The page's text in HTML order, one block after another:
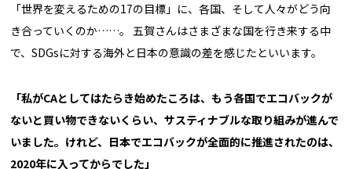
「世界を変えるための17の目標」に、各国、そして人々がどう向
き合っていくのか……。 五賀さんはさまざまな国を行き来する中
で、SDGsに対する海外と日本の意識の差を感じたといいます。
「私がCAとしてはたらき始めたころは、もう各国でエコバックが
ないと買い物できないくらい、サスティナブルな取り組みが進んで
いました。けれど、日本でエコバックが全面的に推進されたのは、
2020年に入ってからでした」